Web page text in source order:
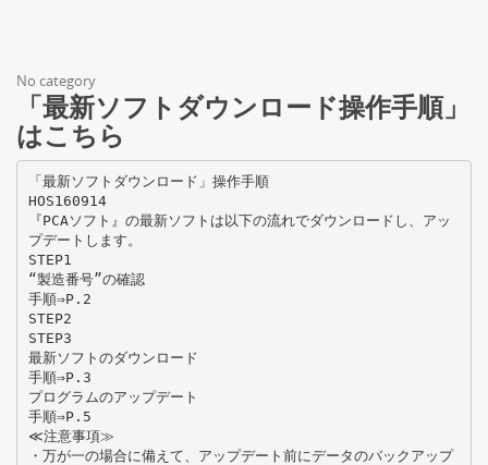
No category
「最新ソフトダウンロード操作手順」
はこちら
「最新ソフトダウンロード」操作手順
HOS160914
『PCAソフト』の最新ソフトは以下の流れでダウンロードし、アッ
プデートします。
STEP1
“製造番号”の確認
手順⇒P.2
STEP2
STEP3
最新ソフトのダウンロード
手順⇒P.3
プログラムのアップデート
手順⇒P.5
≪注意事項≫
・万が一の場合に備えて、アップデート前にデータのバックアップ